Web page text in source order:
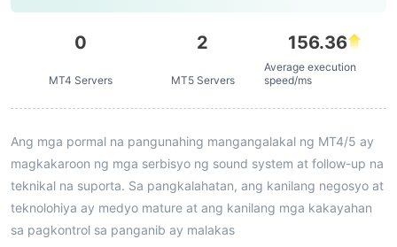
0
MT4 Servers
2
MT5 Servers
156.36
Average execution
speed/ms
Ang mga pormal na pangunahing mangangalakal ng MT4/5 ay
magkakaroon ng mga serbisyo ng sound system at follow-up na
teknikal na suporta. Sa pangkalahatan, ang kanilang negosyo at
teknolohiya ay medyo mature at ang kanilang mga kakayahan
sa pagkontrol sa panganib ay malakas